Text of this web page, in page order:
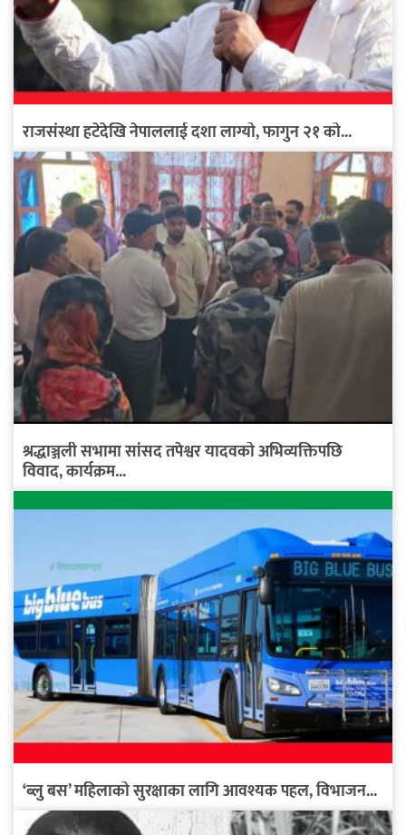
राजसंस्था हटेदेखि नेपाललाई दशा लाग्यो, फागुन २१ को...
श्रद्धाञ्जली सभामा सांसद तपेश्वर यादवको अभिव्यक्तिपछि
विवाद, कार्यक्रम...
‘ब्लु बस’ महिलाको सुरक्षाका लागि आवश्यक पहल, विभाजन...